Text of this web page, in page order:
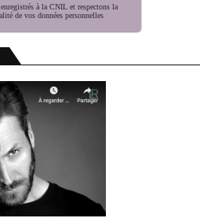
à la CNIL et respectons la
de vos données personnelles